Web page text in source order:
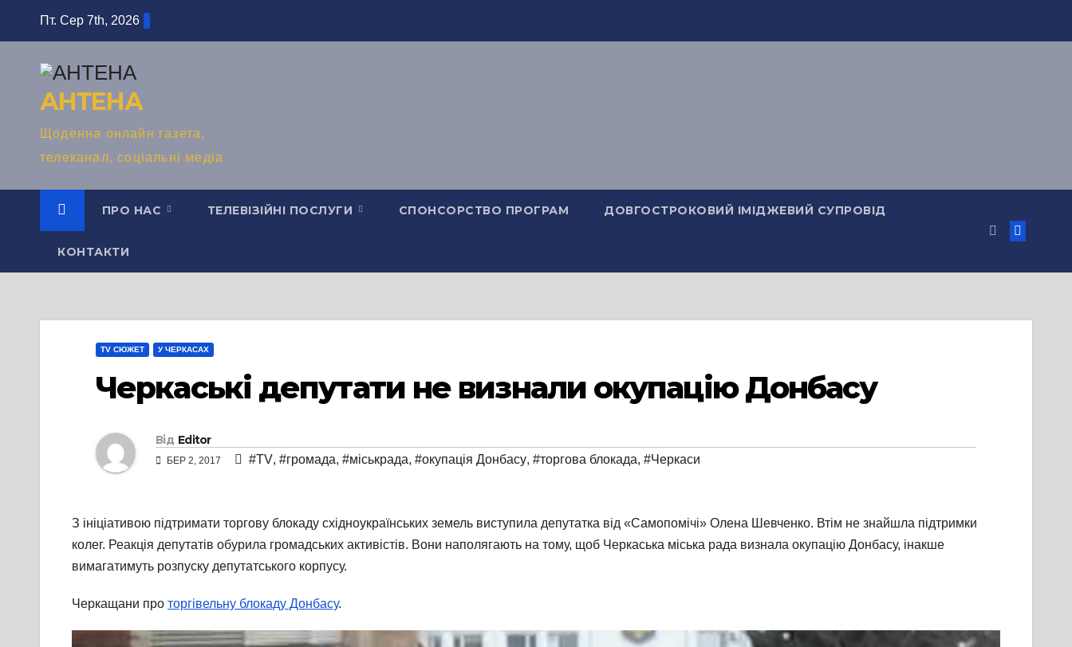
Пт. Сер 7th, 2026
АНТЕНА
Щоденна онлайн газета,
телеканал, соціальні медіа
ПРО НАС ТЕЛЕВІЗІЙНІ ПОСЛУГИ СПОНСОРСТВО ПРОГРАМ ДОВГОСТРОКОВИЙ ІМІДЖЕВИЙ СУПРОВІД
КОНТАКТИ
TV СЮЖЕТ У ЧЕРКАСАХ
Черкаські депутати не визнали окупацію Донбасу
Від Editor
БЕР 2, 2017 #TV, #громада, #міськрада, #окупація Донбасу, #торгова блокада, #Черкаси
З ініціативою підтримати торгову блокаду східноукраїнських земель виступила депутатка від «Самопомічі» Олена Шевченко. Втім не знайшла підтримки
колег. Реакція депутатів обурила громадських активістів. Вони наполягають на тому, щоб Черкаська міська рада визнала окупацію Донбасу, інакше
вимагатимуть розпуску депутатського корпусу.
Черкащани про торгівельну блокаду Донбасу.